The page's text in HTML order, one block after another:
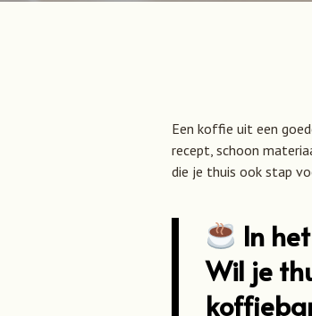
Een koffie uit een
recept, schoon
die je thuis ook stap
In
Wil je